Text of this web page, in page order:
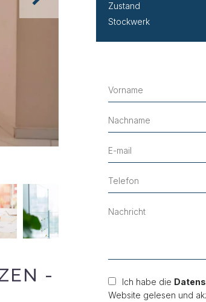
-
Zustand
Stockwerk
Ich habe die
Website gelesen und